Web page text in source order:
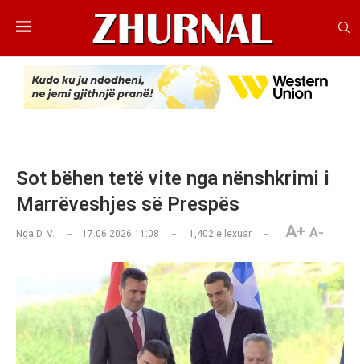
Sot bëhen tetë vite nga nënshkrimi i
Marrëveshjes së Prespës
Nga D. V. 17.06.2026 11:08 1,402 e lexuar A+ A-